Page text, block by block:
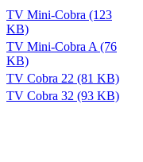
TV Mini-Cobra (123
KB)
TV Mini-Cobra A (76
KB)
TV Cobra 22 (81 KB)
TV Cobra 32 (93 KB)